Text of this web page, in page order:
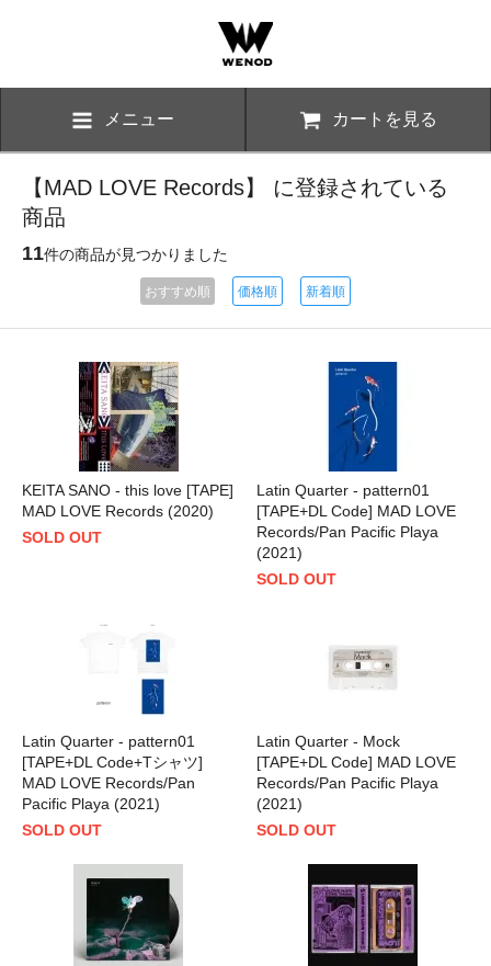
メニュー カートを見る
【MAD LOVE Records】 に登録されている
商品
11件の商品が見つかりました
おすすめ順 価格順 新着順
KEITA SANO - this love [TAPE]
MAD LOVE Records (2020)
SOLD OUT
Latin Quarter - pattern01
[TAPE+DL Code] MAD LOVE
Records/Pan Pacific Playa
(2021)
SOLD OUT
Latin Quarter - pattern01
[TAPE+DL Code+Tシャツ]
MAD LOVE Records/Pan
Pacific Playa (2021)
SOLD OUT
Latin Quarter - Mock
[TAPE+DL Code] MAD LOVE
Records/Pan Pacific Playa
(2021)
SOLD OUT